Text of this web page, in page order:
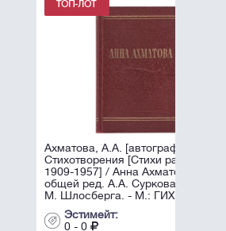
А.А. [автограф]
[Стихи разных лет
/ Анна Ахматова, под
А.А. Суркова; Оформл.
- М.: ГИХЛ, ...